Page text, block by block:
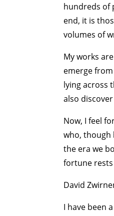
hundreds of
end, it is
volumes of
My works
emerge
lying across
also
Now, I feel
who, though
the era we
fortune
David
I have been